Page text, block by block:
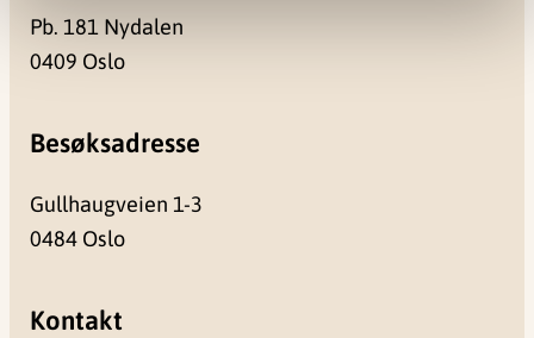
Pb. 181 Nydalen
0409 Oslo
Besøksadresse
Gullhaugveien 1-3
0484 Oslo
Kontakt